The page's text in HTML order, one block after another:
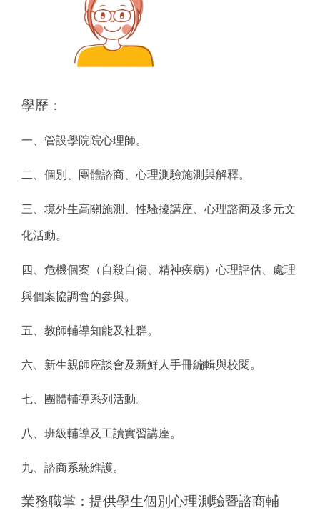
學歷：
一、管設學院院心理師。
二、個別、團體諮商、心理測驗施測與解釋。
三、境外生高關施測、性騷擾講座、心理諮商及多元文
化活動。
四、危機個案（自殺自傷、精神疾病）心理評估、處理
與個案協調會的參與。
五、教師輔導知能及社群。
六、新生親師座談會及新鮮人手冊編輯與校閱。
七、團體輔導系列活動。
八、班級輔導及工讀實習講座。
九、諮商系統維護。
業務職掌：提供學生個別心理測驗暨諮商輔